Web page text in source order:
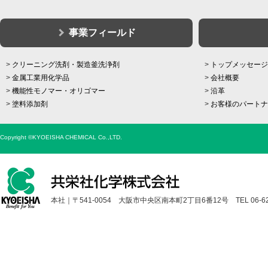
事業フィールド
クリーニング洗剤・製造釜洗浄剤
金属工業用化学品
機能性モノマー・オリゴマー
塗料添加剤
トップメッセージ
会社概要
沿革
お客様のパート
Copyright ©KYOEISHA CHEMICAL Co.,LTD.
本社｜〒541-0054 大阪市中央区南本町2丁目6番12号 TEL 06-